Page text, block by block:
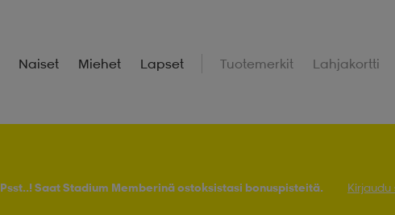
Naiset Miehet Lapset Tuotemerkit Lahjakortti
Psst..! Saat Stadium Memberinä ostoksistasi bonuspisteitä. Kirjaudu